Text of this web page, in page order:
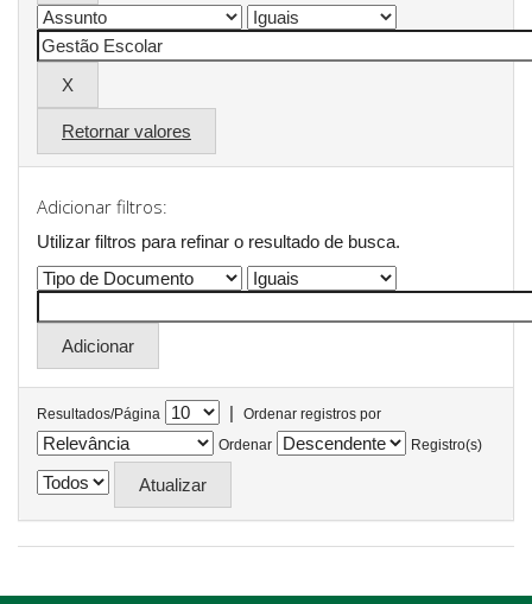
Retornar valores
Adicionar filtros:
Utilizar filtros para refinar o resultado de busca.
Resultados/Página |
Ordenar registros por
Ordenar
Registro(s)